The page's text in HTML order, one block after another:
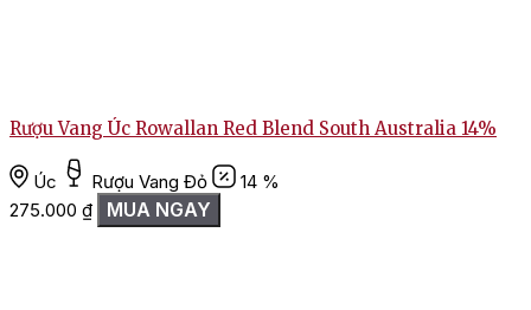
Rượu Vang Úc Rowallan Red Blend South Australia 14%
Úc Rượu Vang Đỏ
14 %
275.000 ₫ MUA NGAY